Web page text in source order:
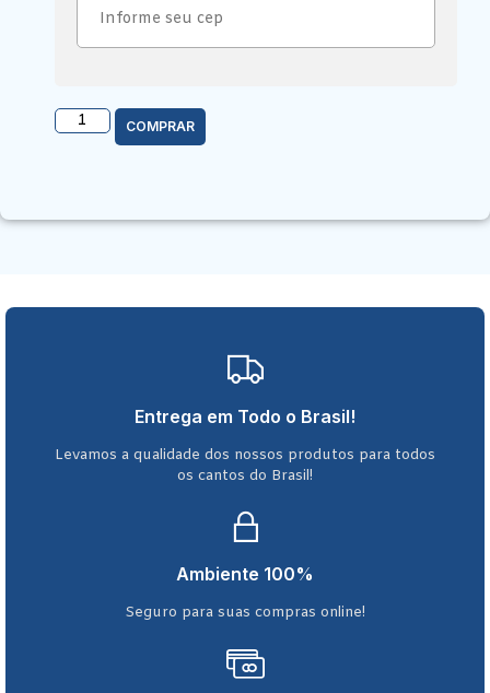
COMPRAR
Entrega em Todo o Brasil!
Levamos a qualidade dos nossos produtos para todos
os cantos do Brasil!
Ambiente 100%
Seguro para suas compras online!